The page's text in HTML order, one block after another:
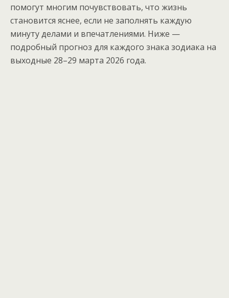
помогут многим почувствовать, что жизнь
становится яснее, если не заполнять каждую
минуту делами и впечатлениями. Ниже —
подробный прогноз для каждого знака зодиака на
выходные 28–29 марта 2026 года.